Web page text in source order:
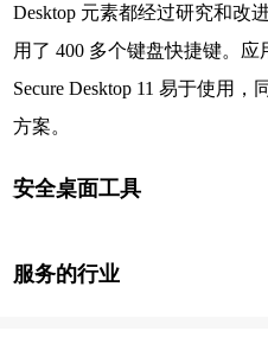
Desktop 元素都经过研究和改
用了 400 多个键盘快捷键。应
Secure Desktop 11 易于使用
方案。
安全桌面工具
服务的行业